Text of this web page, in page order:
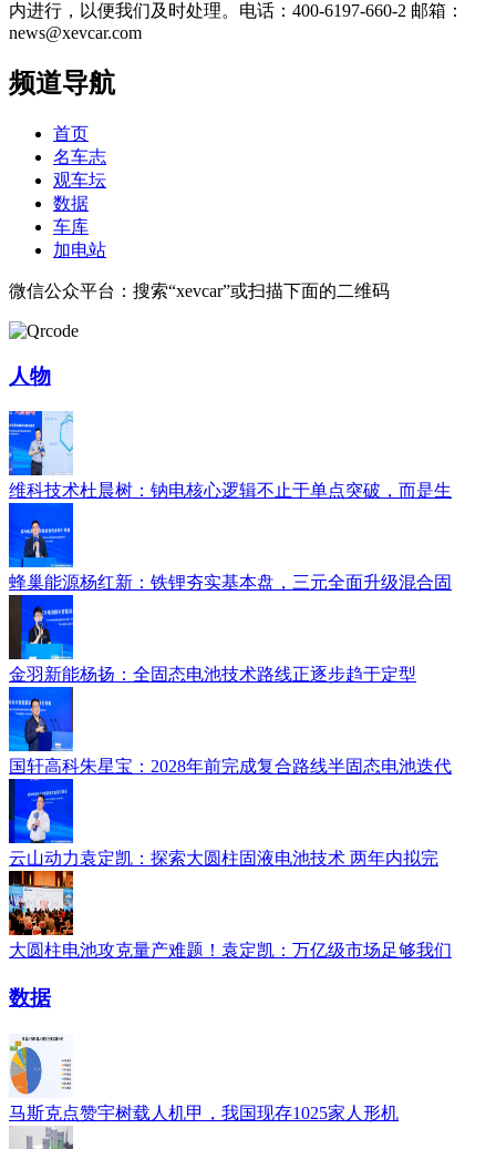
内进行，以便我们及时处理。电话：400-6197-660-2 邮箱：
news@xevcar.com
频道导航
首页
名车志
观车坛
数据
车库
加电站
微信公众平台：搜索“xevcar”或扫描下面的二维码
人物
维科技术杜晨树：钠电核心逻辑不止于单点突破，而是生
蜂巢能源杨红新：铁锂夯实基本盘，三元全面升级混合固
金羽新能杨扬：全固态电池技术路线正逐步趋于定型
国轩高科朱星宝：2028年前完成复合路线半固态电池迭代
云山动力袁定凯：探索大圆柱固液电池技术 两年内拟完
大圆柱电池攻克量产难题！袁定凯：万亿级市场足够我们
数据
马斯克点赞宇树载人机甲，我国现存1025家人形机